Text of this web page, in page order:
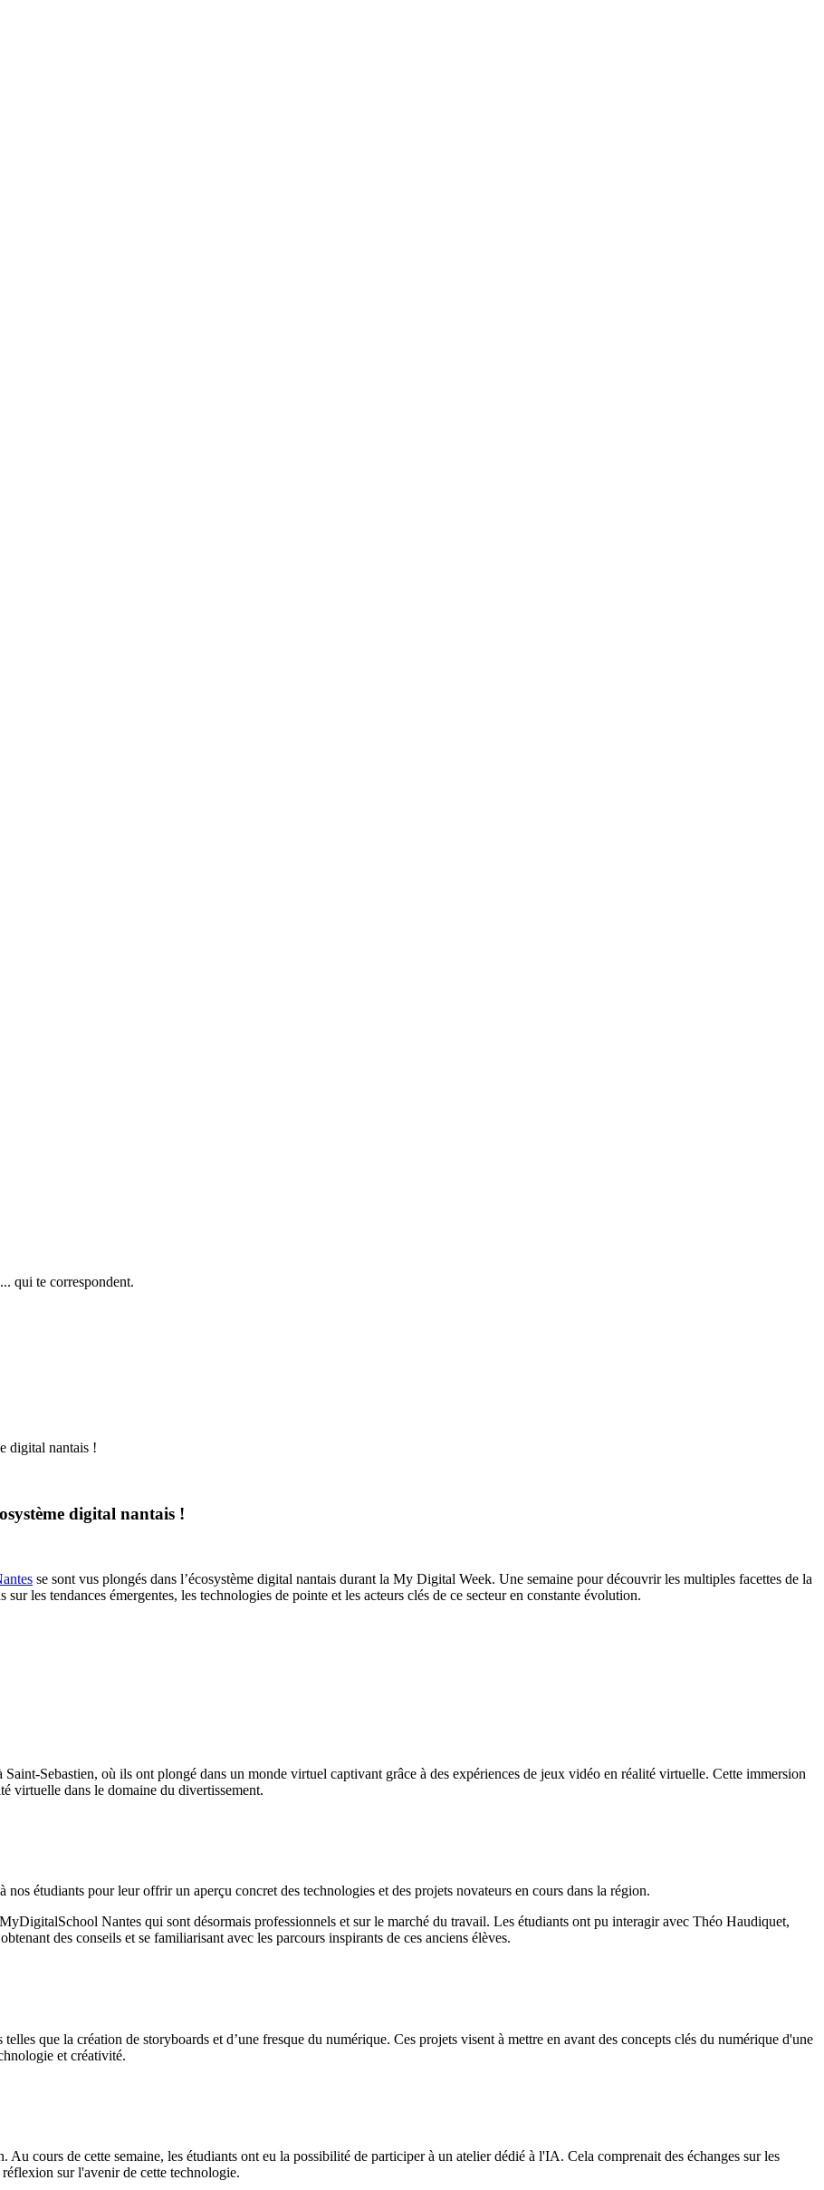
qui te correspondent.
digital nantais !
digital nantais !
se sont vus plongés dans l’écosystème digital nantais durant la My Digital Week. Une semaine pour découvrir les multiples facettes de la
les tendances émergentes, les technologies de pointe et les acteurs clés de ce secteur en constante évolution.
Sebastien, où ils ont plongé dans un monde virtuel captivant grâce à des expériences de jeux vidéo en réalité virtuelle. Cette immersion
virtuelle dans le domaine du divertissement.
étudiants pour leur offrir un aperçu concret des technologies et des projets novateurs en cours dans la région.
Nantes qui sont désormais professionnels et sur le marché du travail. Les étudiants ont pu interagir avec Théo Haudiquet,
des conseils et se familiarisant avec les parcours inspirants de ces anciens élèves.
que la création de storyboards et d’une fresque du numérique. Ces projets visent à mettre en avant des concepts clés du numérique d'une
et créativité.
cours de cette semaine, les étudiants ont eu la possibilité de participer à un atelier dédié à l'IA. Cela comprenait des échanges sur les
sur l'avenir de cette technologie.